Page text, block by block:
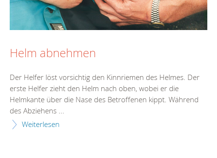
Helm abnehmen
Der Helfer löst vorsichtig den Kinnriemen des Helmes. Der
erste Helfer zieht den Helm nach oben, wobei er die
Helmkante über die Nase des Betroffenen kippt. Während
des Abziehens ...
Weiterlesen